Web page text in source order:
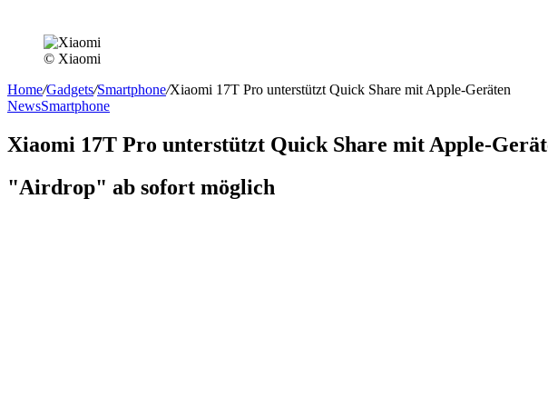
© Xiaomi
Home/Gadgets/Smartphone/Xiaomi 17T Pro unterstützt Quick Share mit Apple-Geräten
NewsSmartphone
Xiaomi 17T Pro unterstützt Quick Share mit Apple-
"Airdrop" ab sofort möglich